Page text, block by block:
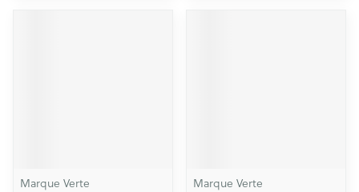
Marque Verte Marque Verte